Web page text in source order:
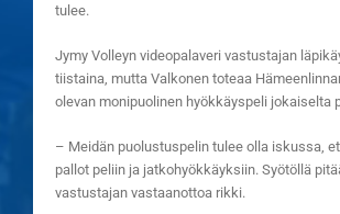
tulee.
Jymy Volleyn videopalaveri vastustajan
tiistaina, mutta Valkonen toteaa
olevan monipuolinen hyökkäyspeli jokaiselta
– Meidän puolustuspelin tulee olla iskussa,
pallot peliin ja jatkohyökkäyksiin. Syötöllä
vastustajan vastaanottoa rikki.